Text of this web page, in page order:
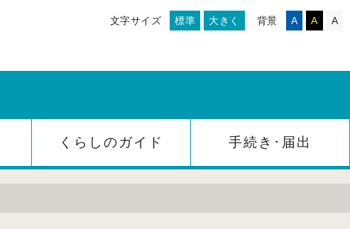
背景 A A A
文字サイズ 標準 大きく
くらしのガイド 手続き･届出